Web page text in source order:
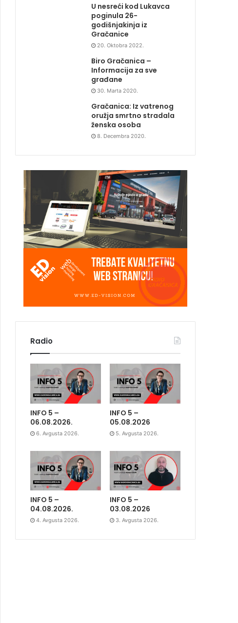
U nesreći kod Lukavca
poginula 26-
godišnjakinja iz
Gračanice
20. Oktobra 2022.
Biro Gračanica –
Informacija za sve
građane
30. Marta 2020.
Gračanica: Iz vatrenog
oružja smrtno stradala
ženska osoba
8. Decembra 2020.
Radio
INFO 5 –
06.08.2026.
6. Avgusta 2026.
INFO 5 –
05.08.2026
5. Avgusta 2026.
INFO 5 –
04.08.2026.
4. Avgusta 2026.
INFO 5 –
03.08.2026
3. Avgusta 2026.